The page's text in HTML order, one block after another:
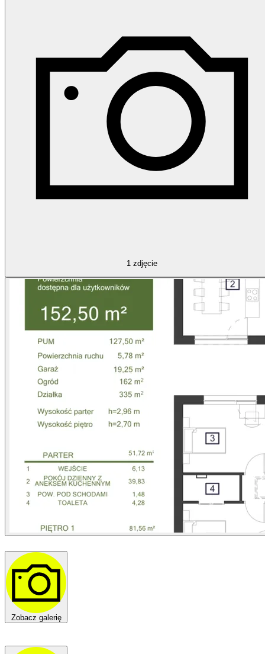
1 zdjęcie
Zobacz galerię